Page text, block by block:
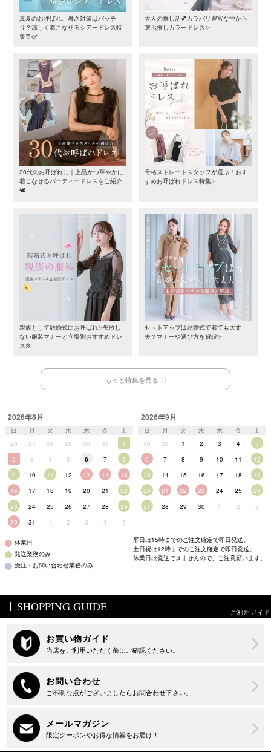
真夏のお呼ばれ、暑さ対策はバッチ
リ？涼しく着こなせるシアードレス特
集🎐🌿
大人の推し活💕カラバリ豊富な中から
選ぶ推しカラードレス✨
30代のお呼ばれに｜上品かつ華やかに
着こなせるパーティードレスをご紹介
🕊️
骨格ストレートスタッフが選ぶ！おす
すめお呼ばれドレス特集✨
親族として結婚式にお呼ばれ✨失敗し
ない服装マナーと立場別おすすめドレ
ス🌼
セットアップは結婚式で着ても大丈
夫？マナーや選び方を解説✨
もっと特集を見る
2026年8月
日 月 火 水 木 金
土
26
27 28 29 30 31
1
2
3 4 5 6 7
8
9
10 11 12 13 14
15
16
17 18 19 20 21
22
23
24 25 26 27 28
29
30
31 1 2 3 4 5
2026年9月
日 月 火 水 木 金
土
30
31 1 2 3 4
5
6
7 8 9 10 11
12
13
14 15 16 17 18
19
20
21 22 23 24 25
26
27
28 29 30 1 2 3
休業日
発送業務のみ
受注・お問い合わせ業務のみ
平日は15時までのご注文確定で即日発送。
土日祝は12時までのご注文確定で即日発送。
休業日は発送できませんので、ご注意願います。
SHOPPING GUIDE ご利用ガイド